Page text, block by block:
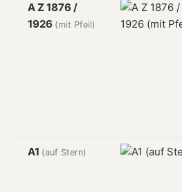
A Z 1876 /
1926 (mit Pfeil)
A1 (auf Stern)